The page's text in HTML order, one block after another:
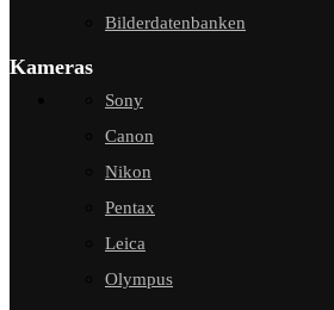
Bilderdatenbanken
Kameras
Sony
Canon
Nikon
Pentax
Leica
Olympus